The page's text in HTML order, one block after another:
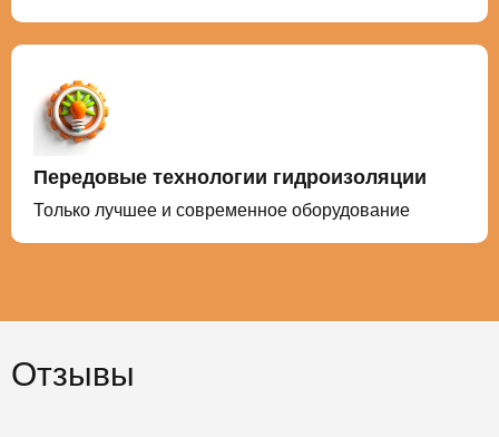
Передовые технологии гидроизоляции
Только лучшее и современное оборудование
Отзывы